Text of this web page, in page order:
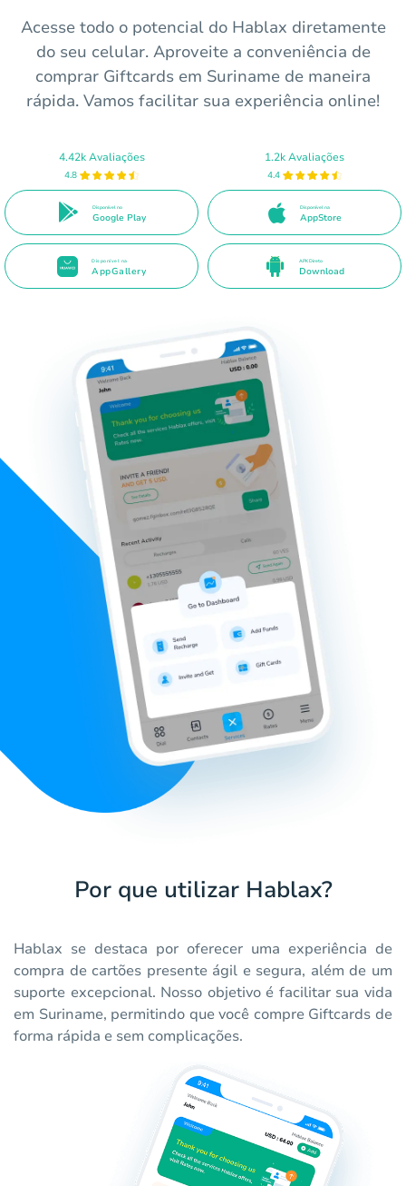
Acesse todo o potencial do Hablax diretamente
do seu celular. Aproveite a conveniência de
comprar Giftcards em Suriname de maneira
rápida. Vamos facilitar sua experiência online!
4.42k Avaliações
4.8
Disponível no
Google Play
1.2k Avaliações
4.4
Disponível na
AppStore
Disponível na
AppGallery
APK Direto
Download
Por que utilizar Hablax?
Hablax se destaca por oferecer uma experiência de
compra de cartões presente ágil e segura, além de um
suporte excepcional. Nosso objetivo é facilitar sua vida
em Suriname, permitindo que você compre Giftcards de
forma rápida e sem complicações.